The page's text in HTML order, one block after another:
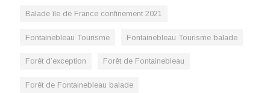
Balade île de France confinement 2021
Fontainebleau Tourisme Fontainebleau Tourisme balade
Forêt d’exception Forêt de Fontainebleau
Forêt de Fontainebleau balade